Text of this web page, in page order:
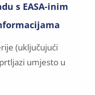
s EASA-inim
(uključujući
umjesto u